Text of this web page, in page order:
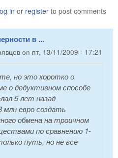
in or register to post comments
в ...
on пт, 13/11/2009 - 17:21
но это коротко о
о дедуктивном способе
5 лет назад
млн евро создать
обмена на троичном
по сравнению 1-
путь, но не все